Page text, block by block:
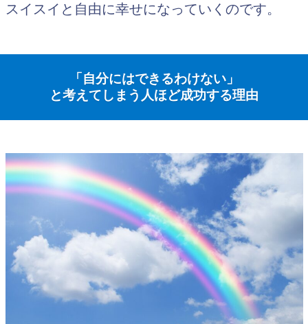
スイスイと自由に幸せになっていくのです。
「自分にはできるわけない」
と考えてしまう人ほど成功する理由